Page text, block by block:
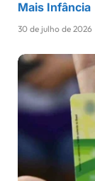
Mais Infância
30 de julho de 2026